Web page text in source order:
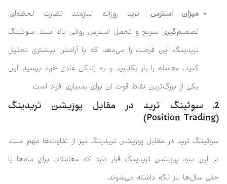
میزان استرس: ترید روزانه نیازمند نظارت لحظه‌ای،
تصمیم‌گیری سریع و تحمل استرس روانی بالا است. سوئینگ
تریدینگ این فرصت را می‌دهد که با آرامش بیشتری تحلیل
کنید، معامله را باز بگذارید و به زندگی عادی خود برسید. این
یکی از بزرگ‌ترین نقاط قوت آن برای بسیاری افراد است.
2. سوئینگ ترید در مقابل پوزیشن تریدینگ
(Position Trading)
سوئینگ ترید در مقابل پوزیشن تریدینگ نیز از تفاوت‌ها مهم است.
در این سو، پوزیشن تریدینگ قرار دارد که معاملات برای ماه‌ها یا
حتی سال‌ها باز نگه داشته می‌شوند.